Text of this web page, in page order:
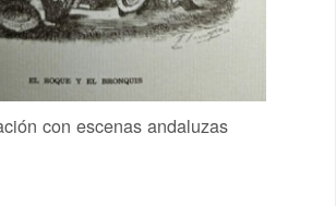
con escenas andaluzas